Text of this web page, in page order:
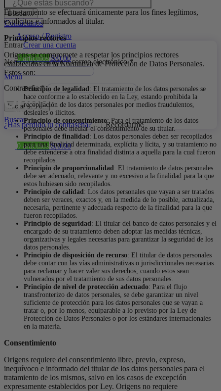
Buscar...
Contáctanos
Acceso / Registro
EntrarCrear una cuenta
Nombre de usuario o correo electrónico*
Contraseña*
Iniciar sesión
¿Has perdido tu contraseña? Recordarme
0artículos S/0.00
Menú
Buscar
0 artículos S/0.00
El tratamiento se efectuará únicamente para los fines legítimos,
explícitos e informados al titular.
Principios rectores
Origens se compromete a respetar los principios rectores
establecidos en la Normativa de Protección de Datos Personales.
Estos son:
Principio de legalidad : El tratamiento de los datos personales se
hace conforme a lo establecido en la Ley, estando prohibida la
recopilación de los datos personales por medios fraudulentos,
desleales o ilícitos.
Principio de consentimiento: Para el tratamiento de los datos
personales debe mediar el consentimiento de su titular.
Principio de finalidad : Los datos personales deben ser recopilados
para una finalidad determinada, explícita y lícita, y su tratamiento no
debe extenderse a otra finalidad distinta a aquella para la cual fueron
recopilados.
Principio de proporcionalidad : El tratamiento de datos personales
debe ser adecuado, relevante y no excesivo a la finalidad para la que
estos hubiesen sido recopilados.
Principio de calidad : Los datos personales que vayan a ser tratados
deben ser veraces, exactos y, en la medida de lo posible, actualizada,
necesaria, pertinente y adecuada respecto de la finalidad para la que
fueron recopilados.
Principio de seguridad : El titular del banco de datos personales y el
encargado de su tratamiento deben adoptar las medidas técnicas,
organizativas y legales necesarias para garantizar la seguridad de los
datos personales.
Principio de disposición de recurso: El titular de datos personales
debe contar con las vías administrativas o jurisdiccionales necesarias
para reclamar y hacer valer sus derechos, cuando estos sean
vulnerados por el tratamiento de sus datos personales.
Principio de nivel de protección adecuado: Para el flujo
transfronterizo de datos personales, se debe garantizar un nivel
suficiente de protección para los datos personales que se vayan a
tratar o, por lo menos, equiparable a lo previsto por la Ley de
Protección de Datos Personales o por los estándares internacionales
en la materia.
Consentimiento
Origens requiere del consentimiento libre, previo, expreso,
inequívoco e informado del titular de los datos personales para el
tratamiento de los mismos, salvo en los casos de excepción
expresamente establecidos por Ley. Origens no requiere